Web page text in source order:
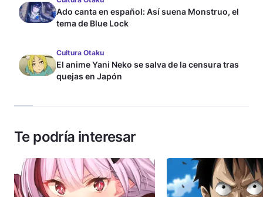
Ado canta en español: Así suena Monstruo, el
tema de Blue Lock
Cultura Otaku
El anime Yani Neko se salva de la censura tras
quejas en Japón
Te podría interesar